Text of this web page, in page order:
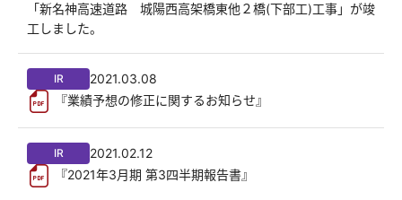
「新名神高速道路 城陽西高架橋東他２橋(下部工)工事」が竣
工しました。
IR
2021.03.08
『業績予想の修正に関するお知らせ』
IR
2021.02.12
『2021年3月期 第3四半期報告書』